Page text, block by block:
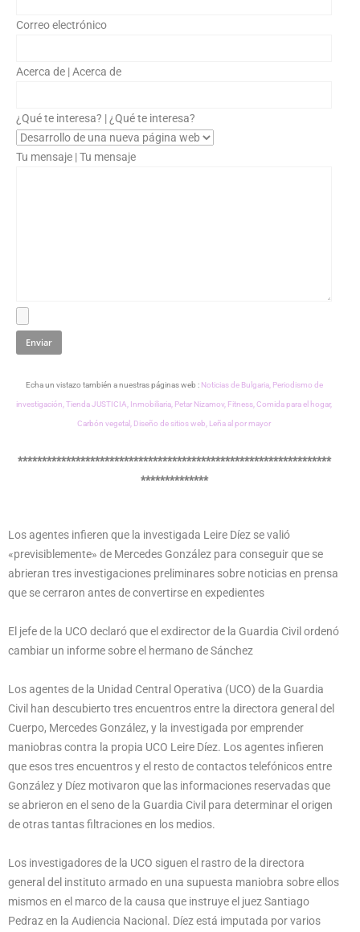
Correo electrónico
Acerca de | Acerca de
¿Qué te interesa? | ¿Qué te interesa?
Tu mensaje | Tu mensaje
Echa un vistazo también a nuestras páginas web : Noticias de Bulgaria, Periodismo de
investigación, Tienda JUSTICIA, Inmobiliaria, Petar Nizamov, Fitness, Comida para el hogar,
Carbón vegetal, Diseño de sitios web, Leña al por mayor
*****************************************************************
**************
Los agentes infieren que la investigada Leire Díez se valió
«previsiblemente» de Mercedes González para conseguir que se
abrieran tres investigaciones preliminares sobre noticias en prensa
que se cerraron antes de convertirse en expedientes
El jefe de la UCO declaró que el exdirector de la Guardia Civil ordenó
cambiar un informe sobre el hermano de Sánchez
Los agentes de la Unidad Central Operativa (UCO) de la Guardia
Civil han descubierto tres encuentros entre la directora general del
Cuerpo, Mercedes González, y la investigada por emprender
maniobras contra la propia UCO Leire Díez. Los agentes infieren
que esos tres encuentros y el resto de contactos telefónicos entre
González y Díez motivaron que las informaciones reservadas que
se abrieron en el seno de la Guardia Civil para determinar el origen
de otras tantas filtraciones en los medios.
Los investigadores de la UCO siguen el rastro de la directora
general del instituto armado en una supuesta maniobra sobre ellos
mismos en el marco de la causa que instruye el juez Santiago
Pedraz en la Audiencia Nacional. Díez está imputada por varios